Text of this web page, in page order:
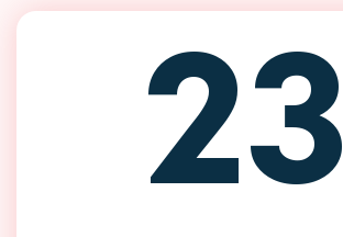
23